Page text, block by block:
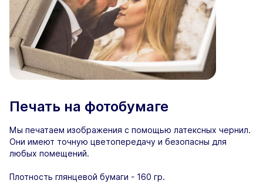
Печать на фотобумаге
Мы печатаем изображения с помощью латексных чернил.
Они имеют точную цветопередачу и безопасны для
любых помещений.
Плотность глянцевой бумаги - 160 гр.